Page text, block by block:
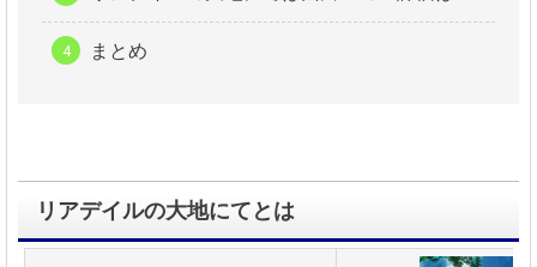
まとめ
リアデイルの大地にてとは